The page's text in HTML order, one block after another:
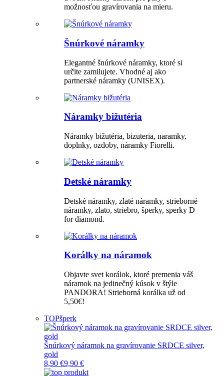
možnosťou gravírovania na mieru.
Šnúrkové náramky
Elegantné šnúrkové náramky, ktoré si
určite zamilujete. Vhodné aj ako
partnerské náramky (UNISEX).
Náramky bižutéria
Náramky bižutéria, bizuteria, naramky,
doplnky, ozdoby, náramky Fiorelli.
Detské náramky
Detské náramky, zlaté náramky, strieborné
náramky, zlato, striebro, šperky, sperky D
for diamond.
Korálky na náramok
Objavte svet korálok, ktoré premenia váš
náramok na jedinečný kúsok v štýle
PANDORA! Strieborná korálka už od
5,50€!
TOPšperk
Šnúrkový náramok na gravírovanie SRDCE silver,
gold
8,90 €9,90 €